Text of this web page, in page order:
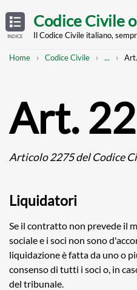
TABLE
OF
CONTENTS
INDICE
main
Codice Civile
Il Codice Civile italiano,
Breadcrumb
Home Codice Civile
Mostra
...
Art.
Articolo 2275 del Codice
Liquidatori
Se il contratto non prevede il
sociale e i soci non sono
liquidazione è fatta da uno o
consenso di tutti i soci o, in
del tribunale.